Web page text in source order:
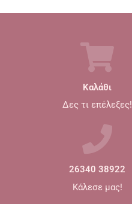
Καλάθι
Δες τι επέλεξες!
26340 38922
Κάλεσε μας!